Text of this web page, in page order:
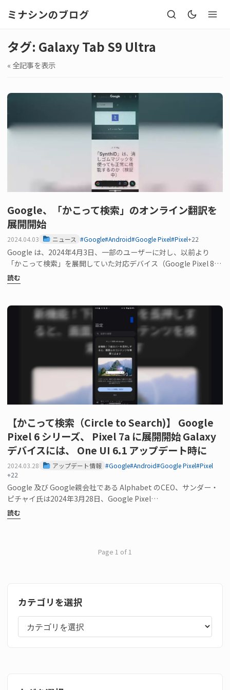
ミナシンのブログ
タグ: Galaxy Tab S9 Ultra
« 全記事を表示
Google、「かこって検索」のオンライン翻訳を
展開開始
2024.04.03 ニュース #Google#Android#Google Pixel#Pixel+22
Google は、2024年4月3日、一部のユーザーに対し、以前より
「かこって検索」を展開していた対応デバイス（Google Pixel 8、
P…
読む
【かこって検索（Circle to Search)】 Google
Pixel 6 シリーズ、 Pixel 7a に展開開始 Galaxy
デバイスには、 One UI 6.1 アップデート時に
2024.03.28 アップデート情報 #Google#Android#Google Pixel#Pixel
+22
Google 及び Google親会社である Alphabet のCEO、サンダー・
ピチャイ氏は2024年3月28日、Google Pixel…
読む
Page 1 of 1
カテゴリを選択